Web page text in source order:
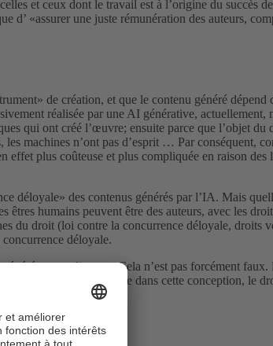
et ceux dont le travail est à l’origine du succès
d’ «assurer une juste rémunération des auteurs,
de création, et que le contenu généré dépend
réalisée par une AI générative, actuellement,
qui ont créé l’œuvre; ensuite parce que l’objet du
machines n’ont pas d’esprit … Par conséquent,
plus coûteuse et plus compliquée en raison des
déloyale» des contenus générés par l’IA. Mais
humains peuvent être des auteurs, avec les
du droit (loi contre la concurrence déloyale, droits
déloyale.
par ordinateur. Cela n’est pas forcément faux.
humaine. Même dans cette conception, le